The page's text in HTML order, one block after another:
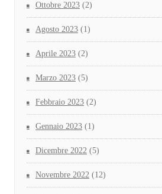
Ottobre 2023 (2)
Agosto 2023 (1)
Aprile 2023 (2)
Marzo 2023 (5)
Febbraio 2023 (2)
Gennaio 2023 (1)
Dicembre 2022 (5)
Novembre 2022 (12)